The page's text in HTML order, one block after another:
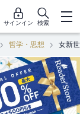
サインイン 検索
哲学・思想 女新世